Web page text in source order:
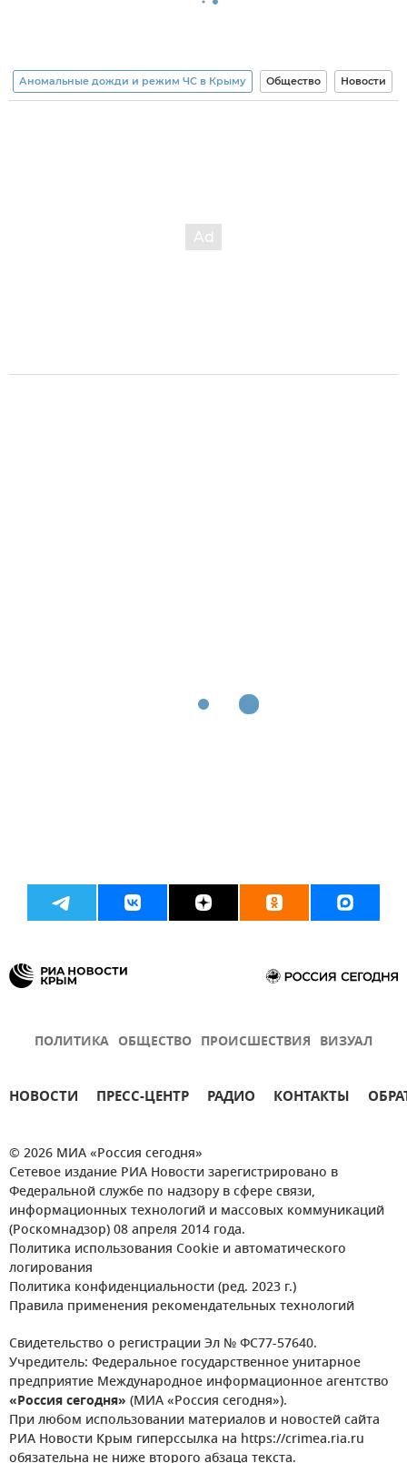
Аномальные дожди и режим ЧС в Крыму Общество Новости
ПОЛИТИКА ОБЩЕСТВО ПРОИСШЕСТВИЯ ВИЗУАЛ
НОВОСТИ ПРЕСС-ЦЕНТР РАДИО КОНТАКТЫ
© 2026 МИА «Россия сегодня»
Сетевое издание РИА Новости зарегистрировано в
Федеральной службе по надзору в сфере связи,
информационных технологий и массовых коммуникаций
(Роскомнадзор) 08 апреля 2014 года.
Политика использования Cookie и автоматического
логирования
Политика конфиденциальности (ред. 2023 г.)
Правила применения рекомендательных технологий
Свидетельство о регистрации Эл № ФС77-57640.
Учредитель: Федеральное государственное унитарное
предприятие Международное информационное агентство
«Россия сегодня» (МИА «Россия сегодня»).
При любом использовании материалов и новостей сайта
РИА Новости Крым гиперссылка на https://crimea.ria.ru
обязательна не ниже второго абзаца текста.